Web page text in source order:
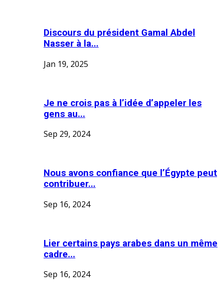
Discours du président Gamal Abdel
Nasser à la...
Jan 19, 2025
Je ne crois pas à l’idée d’appeler les
gens au...
Sep 29, 2024
Nous avons confiance que l’Égypte peut
contribuer...
Sep 16, 2024
Lier certains pays arabes dans un même
cadre...
Sep 16, 2024